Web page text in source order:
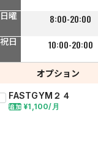
日曜 8:00-20:00
祝日 10:00-20:00
オプション
FASTGYM２４
追加¥1,100/月